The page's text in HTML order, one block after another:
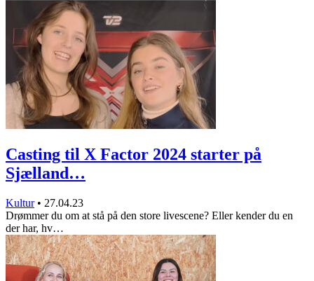
Casting til X Factor 2024 starter på
Sjælland…
Kultur • 27.04.23
Drømmer du om at stå på den store livescene? Eller kender du en
der har, hv…